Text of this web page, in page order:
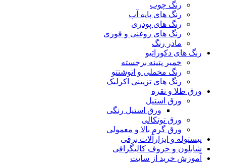
رنگ چوب
رنگ‌ های پایه آب
رنگ های پودری
رنگ‌ های روغنی و فوری
مادر رنگ
رنگ های دکوراتیو
خمیر پتینه برجسته
رنگ مخملی و اتوشنتو
رنگ های تزیینی اکرلیک
ورق طلا و نقره
ورق استیل
ورق استیل رنگی
ورق توتکالی
ورق گرم بالا و معمولی
پیستوله و ابزارآلات برقی
شابلون و حروف کالیگرافی
آموزش خرید از سایت